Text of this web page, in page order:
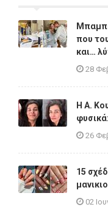
που
και…
28
Η A.
26
15
02